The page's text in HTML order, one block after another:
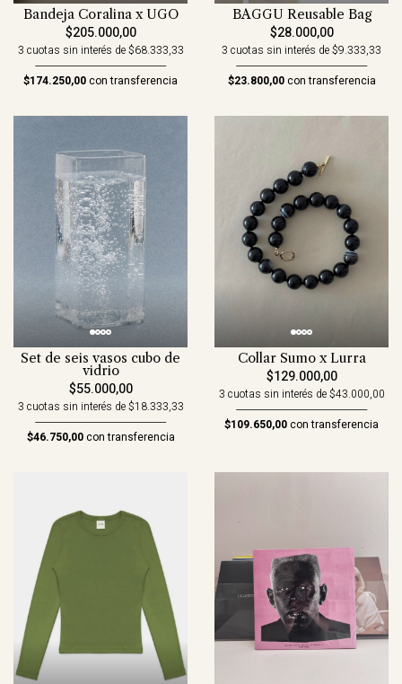
Bandeja Coralina x UGO
$205.000,00
3 cuotas sin interés de $68.333,33
$174.250,00con transferencia
BAGGU Reusable Bag
$28.000,00
3 cuotas sin interés de $9.333,33
$23.800,00con transferencia
Set de seis vasos cubo de
vidrio
$55.000,00
3 cuotas sin interés de $18.333,33
$46.750,00con transferencia
Collar Sumo x Lurra
$129.000,00
3 cuotas sin interés de $43.000,00
$109.650,00con transferencia